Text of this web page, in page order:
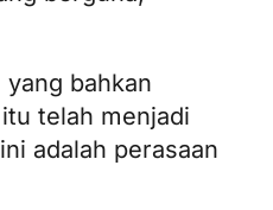
bahkan
telah menjadi
adalah perasaan